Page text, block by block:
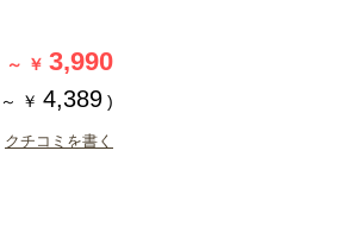
～ ￥ 3,990
～ ￥ 4,389 )
クチコミを書く